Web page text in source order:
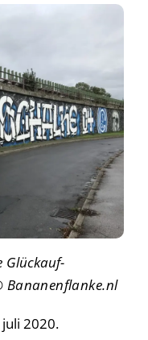
Glückauf-
Bananenflanke.nl
juli 2020.